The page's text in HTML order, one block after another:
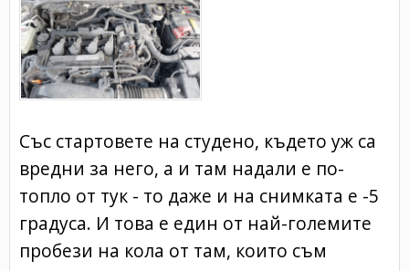
Със стартовете на студено, където уж са
вредни за него, а и там надали е по-
топло от тук - то даже и на снимката е -5
градуса. И това е един от най-големите
пробези на кола от там, които съм